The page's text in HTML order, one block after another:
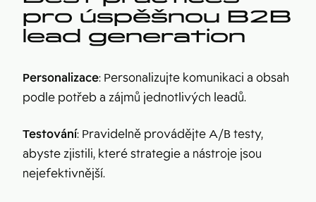
pro úspěšnou B2B
lead generation
Personalizace: Personalizujte komunikaci a obsah
podle potřeb a zájmů jednotlivých leadů.
Testování: Pravidelně provádějte A/B testy,
abyste zjistili, které strategie a nástroje jsou
nejefektivnější.